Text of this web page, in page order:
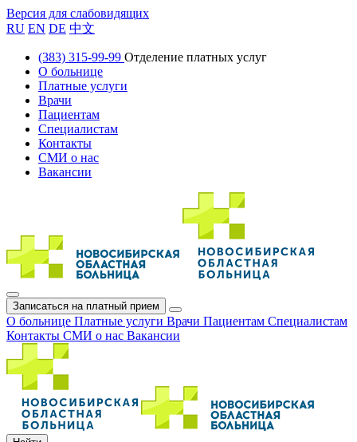
Версия для слабовидящих
RU EN DE 中文
(383) 315-99-99 Отделение платных услуг
О больнице
Платные услуги
Врачи
Пациентам
Специалистам
Контакты
СМИ о нас
Вакансии
Записаться на платный прием
О больнице Платные услуги Врачи Пациентам Специалистам
Контакты СМИ о нас Вакансии